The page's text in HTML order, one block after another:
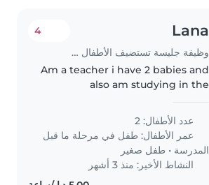
Lana
وظيفة جليسة تستضيف الأطفال في بيتها في عجمان
4
Am a teacher i have 2 babies and
also am studying in the
good and best lady that she can
play and teach my kids they are
2 the girl 3 years and the..
عدد الأطفال: 2
عمر الأطفال: طفل في مرحلة ما قبل
المدرسة • طفل صغير
النشاط الأخير: منذ 3 أشهر